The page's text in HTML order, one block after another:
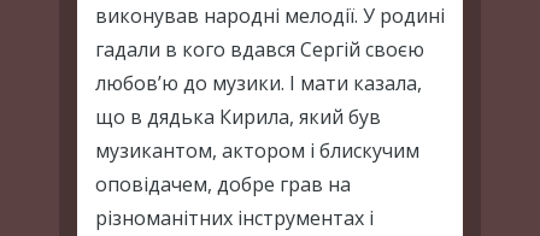
виконував народні мелодії. У родині
гадали в кого вдався Сергій своєю
любов’ю до музики. І мати казала,
що в дядька Кирила, який був
музикантом, актором і блискучим
оповідачем, добре грав на
різноманітних інструментах і